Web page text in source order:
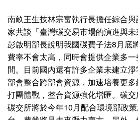
南畝王生技林宗富執行長擔任綜合
家共談「臺灣碳交易市場的演進與
彭啟明部長說明我國碳費子法8月底
費率不會太高，同時會提供企業多
間。目前國內還有許多企業未建立
部會整合跨部會資源，加速培養更
打團體戰，整合資源強化增匯。碳交
碳交所將於今年10月配合環境部政